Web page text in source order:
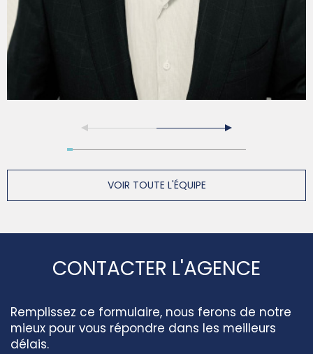
VOIR TOUTE L'ÉQUIPE
CONTACTER L'AGENCE
Remplissez ce formulaire, nous ferons de notre
mieux pour vous répondre dans les meilleurs
délais.